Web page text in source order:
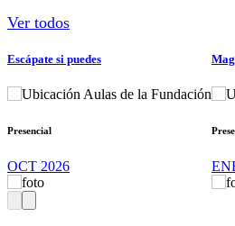
Ver todos
Escápate si puedes
Aulas de la Fundación
Presencial
OCT 2026